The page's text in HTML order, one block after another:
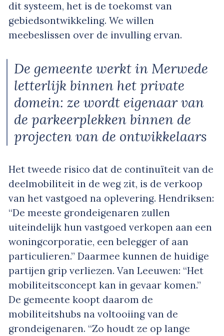
dit systeem, het is de toekomst van
gebiedsontwikkeling. We willen
meebeslissen over de invulling ervan.
De gemeente werkt in Merwede
letterlijk binnen het private
domein: ze wordt eigenaar van
de parkeerplekken binnen de
projecten van de ontwikkelaars
Het tweede risico dat de continuïteit van de
deelmobiliteit in de weg zit, is de verkoop
van het vastgoed na oplevering. Hendriksen:
“De meeste grondeigenaren zullen
uiteindelijk hun vastgoed verkopen aan een
woningcorporatie, een belegger of aan
particulieren.” Daarmee kunnen de huidige
partijen grip verliezen. Van Leeuwen: “Het
mobiliteitsconcept kan in gevaar komen.”
De gemeente koopt daarom de
mobiliteitshubs na voltooiing van de
grondeigenaren. “Zo houdt ze op lange